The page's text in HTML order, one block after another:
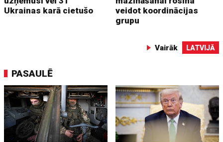
Ukrainas karā cietušo
veidot koordinācijas
grupu
Vairāk LATVIJĀ
PASAULĒ